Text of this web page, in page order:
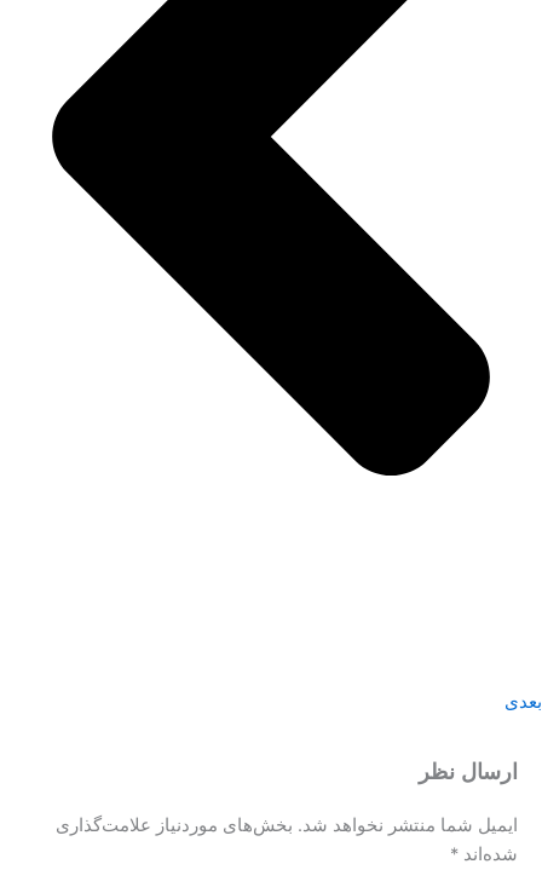
بعدی
ارسال نظر
ایمیل شما منتشر نخواهد شد. بخش‌های موردنیاز علامت‌گذاری
شده‌اند *